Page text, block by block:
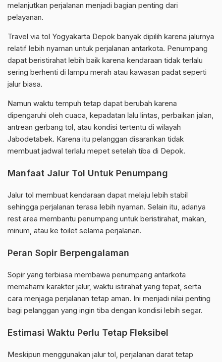
melanjutkan perjalanan menjadi bagian penting dari
pelayanan.
Travel via tol Yogyakarta Depok banyak dipilih karena jalurnya
relatif lebih nyaman untuk perjalanan antarkota. Penumpang
dapat beristirahat lebih baik karena kendaraan tidak terlalu
sering berhenti di lampu merah atau kawasan padat seperti
jalur biasa.
Namun waktu tempuh tetap dapat berubah karena
dipengaruhi oleh cuaca, kepadatan lalu lintas, perbaikan jalan,
antrean gerbang tol, atau kondisi tertentu di wilayah
Jabodetabek. Karena itu pelanggan disarankan tidak
membuat jadwal terlalu mepet setelah tiba di Depok.
Manfaat Jalur Tol Untuk Penumpang
Jalur tol membuat kendaraan dapat melaju lebih stabil
sehingga perjalanan terasa lebih nyaman. Selain itu, adanya
rest area membantu penumpang untuk beristirahat, makan,
minum, atau ke toilet selama perjalanan.
Peran Sopir Berpengalaman
Sopir yang terbiasa membawa penumpang antarkota
memahami karakter jalur, waktu istirahat yang tepat, serta
cara menjaga perjalanan tetap aman. Ini menjadi nilai penting
bagi pelanggan yang ingin tiba dengan kondisi lebih segar.
Estimasi Waktu Perlu Tetap Fleksibel
Meskipun menggunakan jalur tol, perjalanan darat tetap